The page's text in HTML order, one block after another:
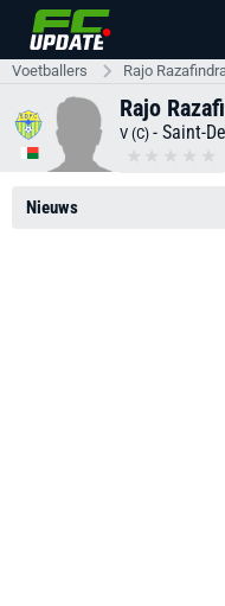
Voetballers Rajo
Rajo
V (C) - Saint-
Nieuws